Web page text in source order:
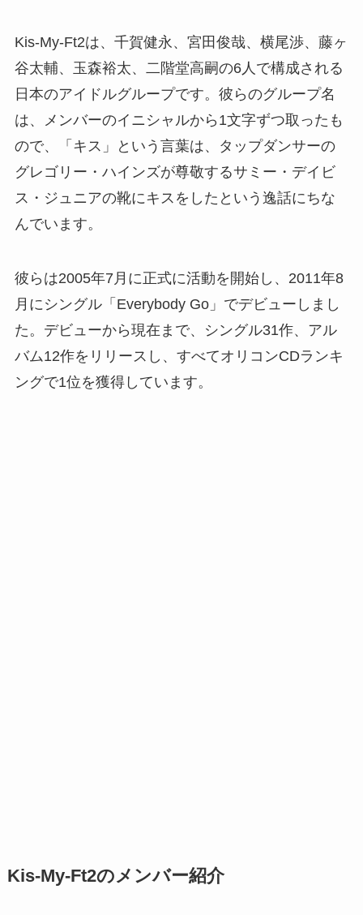
Kis-My-Ft2は、千賀健永、宮田俊哉、横尾渉、藤ヶ
谷太輔、玉森裕太、二階堂高嗣の6人で構成される
日本のアイドルグループです。彼らのグループ名
は、メンバーのイニシャルから1文字ずつ取ったも
ので、「キス」という言葉は、タップダンサーの
グレゴリー・ハインズが尊敬するサミー・デイビ
ス・ジュニアの靴にキスをしたという逸話にちな
んでいます。
彼らは2005年7月に正式に活動を開始し、2011年8
月にシングル「Everybody Go」でデビューしまし
た。デビューから現在まで、シングル31作、アル
バム12作をリリースし、すべてオリコンCDランキ
ングで1位を獲得しています。
Kis-My-Ft2のメンバー紹介